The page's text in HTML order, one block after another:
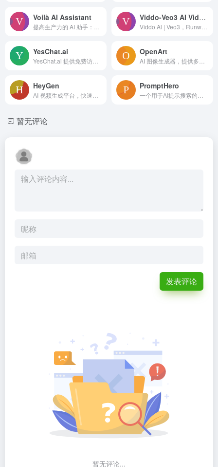
Voilà AI Assistant Viddo-Veo3 AI Video Generator
YesChat.ai OpenArt
HeyGen PromptHero
暂无评论
发表评论
暂无评论...